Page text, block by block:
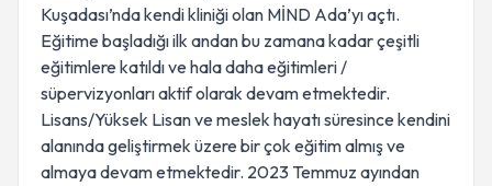
Kuşadası’nda kendi kliniği olan MİND Ada’yı açtı.
Eğitime başladığı ilk andan bu zamana kadar çeşitli
eğitimlere katıldı ve hala daha eğitimleri /
süpervizyonları aktif olarak devam etmektedir.
Lisans/Yüksek Lisan ve meslek hayatı süresince kendini
alanında geliştirmek üzere bir çok eğitim almış ve
almaya devam etmektedir. 2023 Temmuz ayından